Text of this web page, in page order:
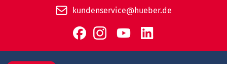
kundenservice@hueber.de